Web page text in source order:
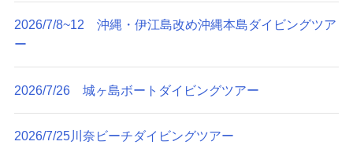
2026/7/8~12 沖縄・伊江島改め沖縄本島ダイビングツア
ー
2026/7/26 城ヶ島ボートダイビングツアー
2026/7/25川奈ビーチダイビングツアー